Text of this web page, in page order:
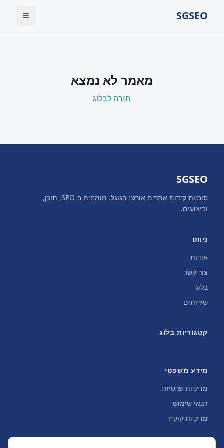
SGSEO
מאמר לא נמצא
חזרה לבלוג
SGSEO
סוכנות קידום אתרים אורגני בגוגל. מומחים ב-SEO, תוכן,
וביצועים.
ניווט
אודות
צור קשר
בלוג
שירותים
קטגוריות בלוג
מידע משפטי
מדיניות פרטיות
תנאי שימוש
מדיניות קוקיז